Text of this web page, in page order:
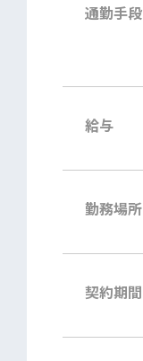
通勤手段
給与
勤務場所
契約期間